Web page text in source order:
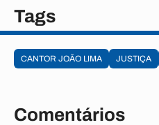
Tags
CANTOR JOÃO LIMA JUSTIÇA
Comentários